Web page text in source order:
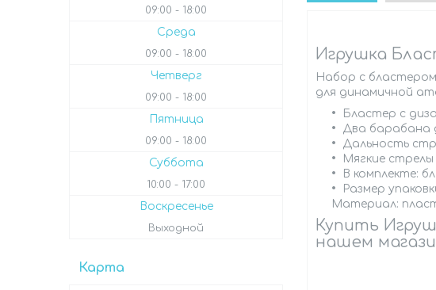
Игрушка
Набор с
для динамичной
Бластер с
Два барабана
Дальность
Мягкие
В комплекте:
Размер
Материал:
Купить
нашем
09:00 18:00
Среда
09:00 18:00
Четверг
09:00 18:00
Пятница
09:00 18:00
Суббота
10:00 17:00
Воскресенье
Выходной
Карта